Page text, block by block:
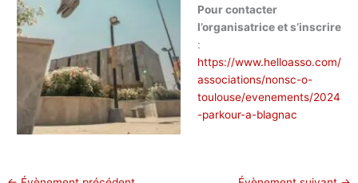
Pour contacter
l’organisatrice et s’inscrire
:
https://www.helloasso.com/
associations/nonsc-o-
toulouse/evenements/2024
-parkour-a-blagnac